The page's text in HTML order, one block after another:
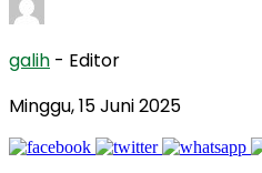
galih - Editor
Minggu, 15 Juni 2025